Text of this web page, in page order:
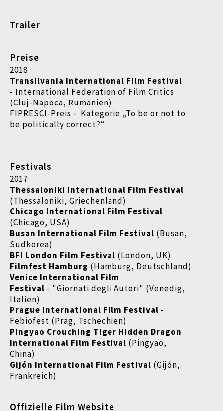
Trailer
Preise
2018
Transilvania International Film Festival
- International Federation of Film Critics
(Cluj-Napoca, Rumänien)
FIPRESCI-Preis - Kategorie „To be or not to
be politically correct?“
Festivals
2017
Thessaloniki International Film Festival
(Thessaloniki, Griechenland)
Chicago International Film Festival
(Chicago, USA)
Busan International Film Festival (Busan,
Südkorea)
BFI London Film Festival (London, UK)
Filmfest Hamburg (Hamburg, Deutschland)
Venice International Film
Festival - "Giornati degli Autori" (Venedig,
Italien)
Prague International Film Festival -
Febiofest (Prag, Tschechien)
Pingyao Crouching Tiger Hidden Dragon
International Film Festival (Pingyao,
China)
Gijón International Film Festival (Gijón,
Frankreich)
Offizielle Film Website